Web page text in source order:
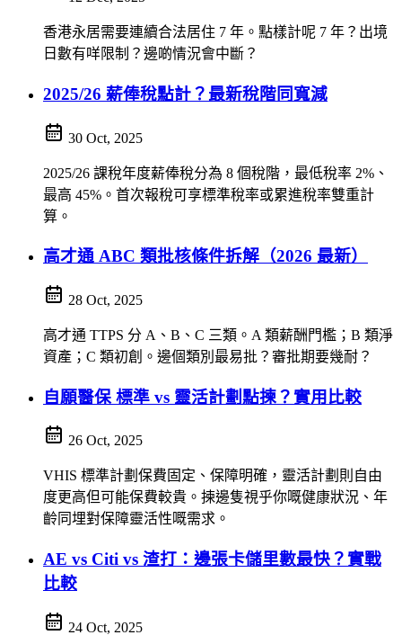
香港永居需要連續合法居住 7 年。點樣計呢 7 年？出境
日數有咩限制？邊啲情況會中斷？
2025/26 薪俸稅點計？最新稅階同寬減
30 Oct, 2025
2025/26 課稅年度薪俸稅分為 8 個稅階，最低稅率 2%、
最高 45%。首次報稅可享標準稅率或累進稅率雙重計
算。
高才通 ABC 類批核條件拆解（2026 最新）
28 Oct, 2025
高才通 TTPS 分 A、B、C 三類。A 類薪酬門檻；B 類淨
資產；C 類初創。邊個類別最易批？審批期要幾耐？
自願醫保 標準 vs 靈活計劃點揀？實用比較
26 Oct, 2025
VHIS 標準計劃保費固定、保障明確，靈活計劃則自由
度更高但可能保費較貴。揀邊隻視乎你嘅健康狀況、年
齡同埋對保障靈活性嘅需求。
AE vs Citi vs 渣打：邊張卡儲里數最快？實戰
比較
24 Oct, 2025